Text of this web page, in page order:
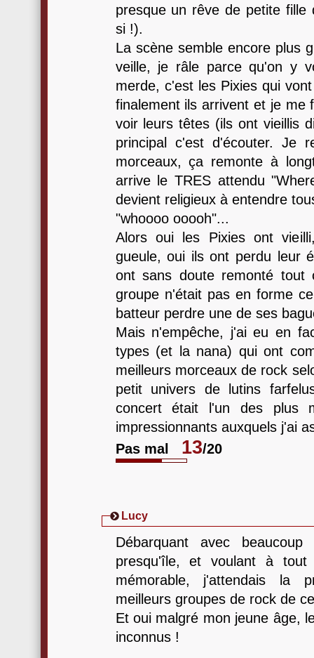
presque un rêve de petite
si !).
La scène semble encore plus
veille, je râle parce qu'on y
merde, c'est les Pixies qui
finalement ils arrivent et je me
voir leurs têtes (ils ont vieillis
principal c'est d'écouter. Je
morceaux, ça remonte à
arrive le TRES attendu
devient religieux à entendre
"whoooo ooooh"...
Alors oui les Pixies ont
gueule, oui ils ont perdu leur
ont sans doute remonté
groupe n'était pas en forme
batteur perdre une de ses
Mais n'empêche, j'ai eu en
types (et la nana) qui ont
meilleurs morceaux de rock
petit univers de lutins
concert était l'un des plus
impressionnants auxquels j'ai
Pas mal
13/20
Lucy
Débarquant avec
presqu'île, et voulant à
mémorable, j'attendais la
meilleurs groupes de rock de
Et oui malgré mon jeune âge,
inconnus !